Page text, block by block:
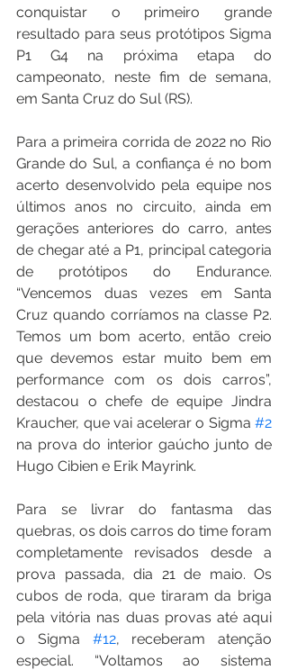
conquistar o primeiro grande
resultado para seus protótipos Sigma
P1 G4 na próxima etapa do
campeonato, neste fim de semana,
em Santa Cruz do Sul (RS).
Para a primeira corrida de 2022 no Rio
Grande do Sul, a confiança é no bom
acerto desenvolvido pela equipe nos
últimos anos no circuito, ainda em
gerações anteriores do carro, antes
de chegar até a P1, principal categoria
de protótipos do Endurance.
“Vencemos duas vezes em Santa
Cruz quando corríamos na classe P2.
Temos um bom acerto, então creio
que devemos estar muito bem em
performance com os dois carros”,
destacou o chefe de equipe Jindra
Kraucher, que vai acelerar o Sigma #2
na prova do interior gaúcho junto de
Hugo Cibien e Erik Mayrink.
Para se livrar do fantasma das
quebras, os dois carros do time foram
completamente revisados desde a
prova passada, dia 21 de maio. Os
cubos de roda, que tiraram da briga
pela vitória nas duas provas até aqui
o Sigma #12, receberam atenção
especial. “Voltamos ao sistema